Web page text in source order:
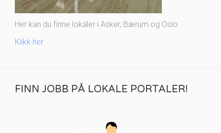
Her kan du finne lokaler i Asker, Bærum og Oslo
Klikk her
FINN JOBB PÅ LOKALE PORTALER!